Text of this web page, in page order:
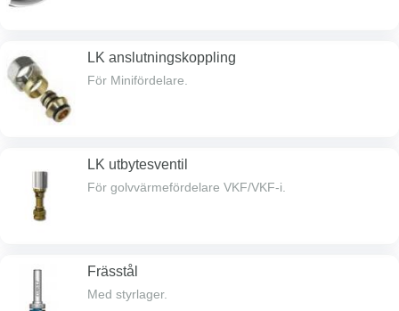
LK anslutningskoppling
För Minifördelare.
LK utbytesventil
För golvvärmefördelare VKF/VKF-i.
Frässtål
Med styrlager.